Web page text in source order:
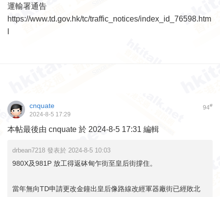
運輸署通告
https://www.td.gov.hk/tc/traffic_notices/index_id_76598.htm
94#
cnquate
2024-8-5 17:29
本帖最後由 cnquate 於 2024-8-5 17:31 編輯
drbean7218 發表於 2024-8-5 10:03
980X及981P 放工得返砵甸乍街至皇后街撐住。
當年無向TD申請更改金鐘出皇后像路線改經軍器廠街已經敗北